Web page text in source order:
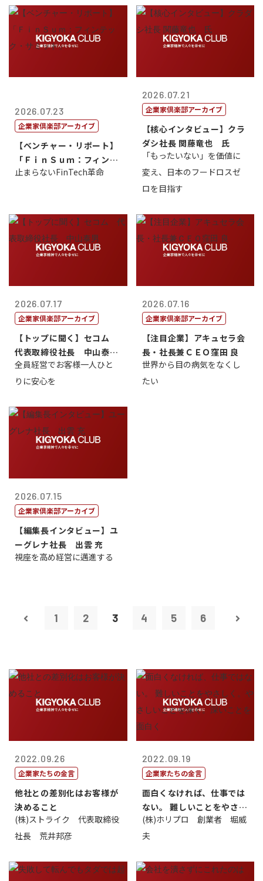
2026.07.23
企業家倶楽部アーカイブ
【ベンチャー・リポート】
「ＦｉｎＳｕｍ：フィンテ
ック・サミッ...
止まらないFinTech革命
2026.07.21
企業家倶楽部アーカイブ
【核心インタビュー】クラ
ダシ社長 関藤竜也 氏
「もったいない」を価値に
変え、日本のフードロスゼ
ロを目指す
2026.07.17
企業家倶楽部アーカイブ
【トップに聞く】セコム
代表取締役社長 中山泰
男
全員経営でお客様一人ひと
りに安心を
2026.07.16
企業家倶楽部アーカイブ
【注目企業】アキュセラ会
長・社長兼ＣＥＯ窪田 良
世界から目の病気をなくし
たい
2026.07.15
企業家倶楽部アーカイブ
【編集長インタビュー】ユ
ーグレナ社長 出雲 充
視座を高め経営に邁進する
1 2 3 4 5 6
2022.09.26
企業家たちの金言
他社との差別化はお客様が
決めること
(株)ストライク 代表取締役
社長 荒井邦彦
2022.09.19
企業家たちの金言
面白くなければ、仕事では
ない。 難しいことをやさし
く。やさし...
(株)ホリプロ 創業者 堀威
夫